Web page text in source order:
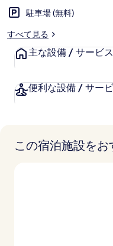
駐車場 (無料)
すべて見る
主な設備 / サービス
便利な設備 / サー
この宿泊施設を